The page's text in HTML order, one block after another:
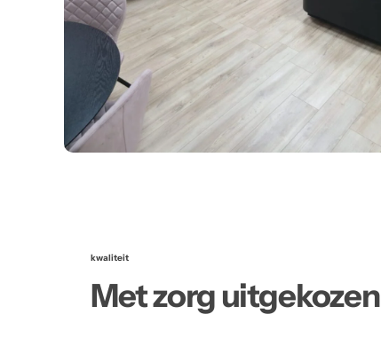
kwaliteit
Met zorg uitgekozen